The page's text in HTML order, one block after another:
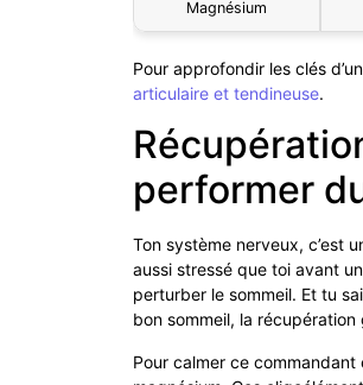
Magnésium
Pour approfondir les clés
articulaire et tendineuse.
performer
Ton système nerveux, c’est
aussi stressé que toi avant
perturber le sommeil. Et tu
bon sommeil, la
Pour calmer ce